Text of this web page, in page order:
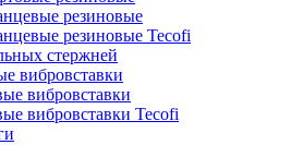
резиновые
резиновые Tecofi
стержней
вибровставки
вибровставки
вибровставки Tecofi